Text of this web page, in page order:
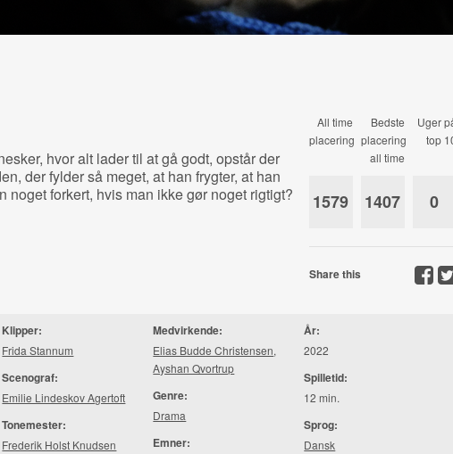
hvor alt lader til at gå godt, opstår der
der fylder så meget, at han frygter, at han
noget forkert, hvis man ikke gør noget rigtigt?
All time
placering
Bedste
placering
all time
Uger
top
1579 1407 0
Share this
Klipper:
Frida Stannum
Scenograf:
Emilie Lindeskov Agertoft
Tonemester:
Frederik Holst Knudsen
Medvirkende:
Elias Budde Christensen,
Ayshan Qvortrup
Genre:
Drama
Emner:
År:
2022
Spilletid:
12 min.
Sprog:
Dansk